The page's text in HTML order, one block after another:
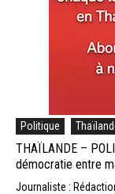
Politique
THAÏLANDE –
démocratie entre
Journaliste :